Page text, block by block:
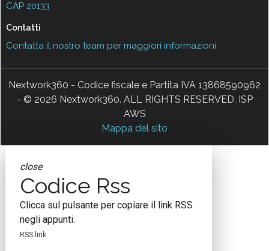
CAP 20133
Contatti
Contatta il nostro team per maggiori informazioni
Nextwork360 - Codice fiscale e Partita IVA 13868590962
- © 2026 Nextwork360. ALL RIGHTS RESERVED. ISP
AWS
Mappa del sito
close
Codice Rss
Clicca sul pulsante per copiare il link RSS
negli appunti.
RSS link